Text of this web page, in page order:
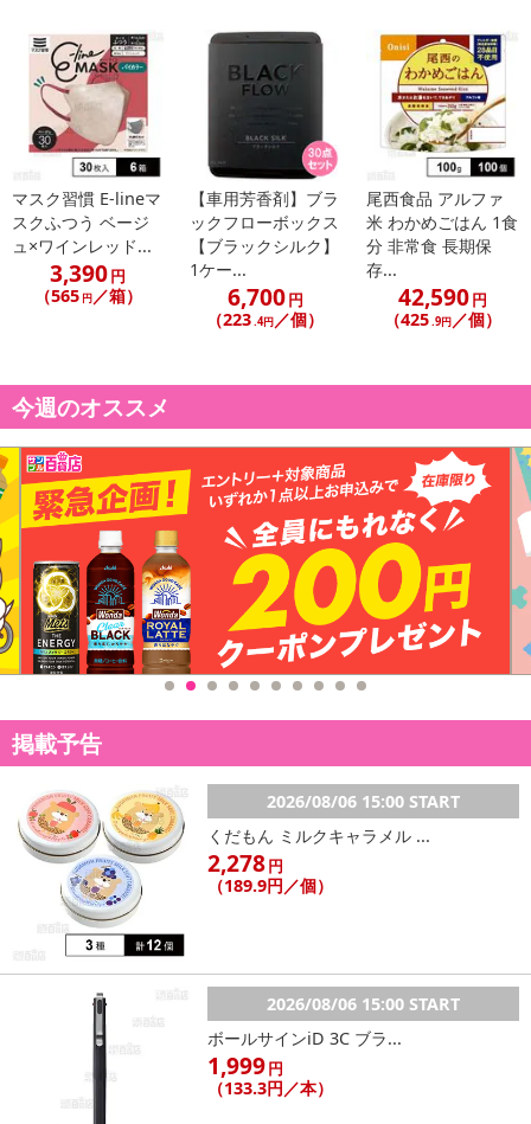
マスク習慣 E-lineマ
スクふつう ベージ
ュ×ワインレッド...
3,390円
（565 円／箱）
【車用芳香剤】ブラ
ックフローボックス
【ブラックシルク】
1ケー...
6,700円
（223.4円／個）
尾西食品 アルファ
米 わかめごはん 1食
分 非常食 長期保
存...
42,590円
（425.9円／個）
今週のオススメ
掲載予告
2026/08/06 15:00 START
くだもん ミルクキャラメル ...
2,278円
（189.9円／個）
2026/08/06 15:00 START
ボールサインiD 3C ブラ...
1,999円
（133.3円／本）